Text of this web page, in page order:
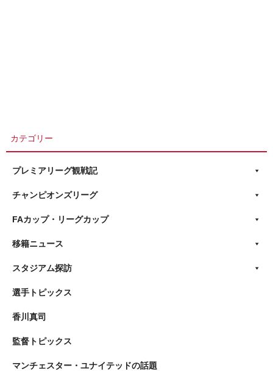
カテゴリー
プレミアリーグ観戦記
チャンピオンズリーグ
FAカップ・リーグカップ
移籍ニュース
スタジアム探訪
選手トピックス
香川真司
監督トピックス
マンチェスター・ユナイテッドの話題